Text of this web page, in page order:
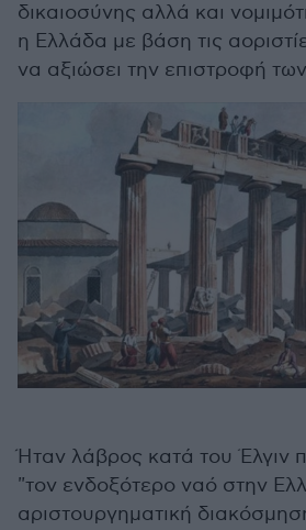
δικαιοσύνης αλλά και
η Ελλάδα με βάση τις
να αξιώσει την επιστροφή
Ήταν λάβρος κατά του Έλγιν
"τον ενδοξότερο ναό στην
αριστουργηματική